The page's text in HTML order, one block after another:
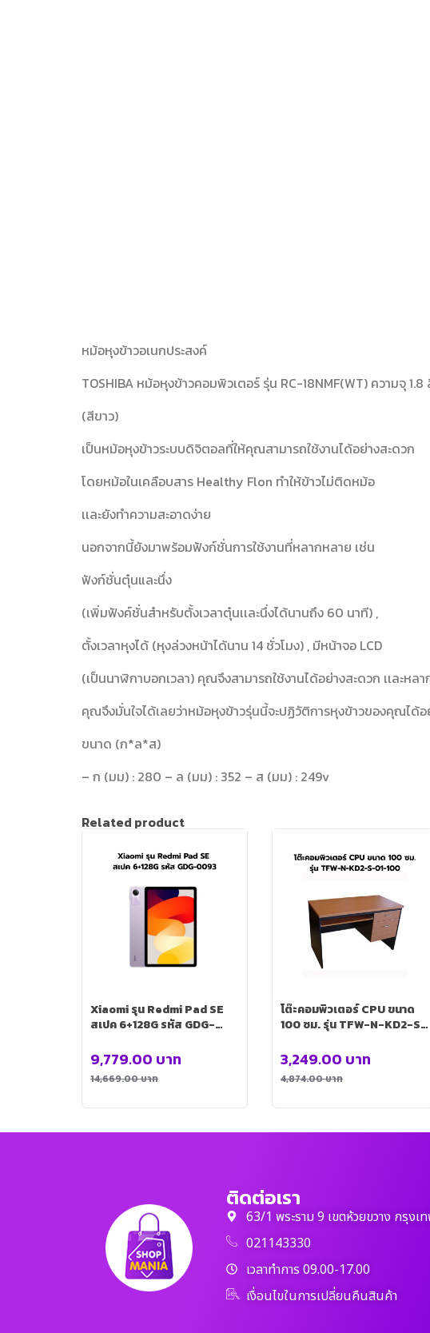
หม้อหุงข้าวอเนกประสงค์
TOSHIBA หม้อหุงข้าวคอมพิวเตอร์ รุ่น RC-18NMF(WT) ความจุ 1.8
(สีขาว)
เป็นหม้อหุงข้าวระบบดิจิตอลที่ให้คุณสามารถใช้งานได้อย่างสะดวก
โดยหม้อในเคลือบสาร Healthy Flon ทำให้ข้าวไม่ติดหม้อ
เเละยังทำความสะอาดง่าย
นอกจากนี้ยังมาพร้อมฟังก์ชั่นการใช้งานที่หลากหลาย เช่น
ฟังก์ชั่นตุ๋นและนึ่ง
(เพิ่มฟังค์ชั่นสำหรับตั้งเวลาตุ๋นเเละนึ่งได้นานถึง 60 นาที) ,
ตั้งเวลาหุงได้ (หุงล่วงหน้าได้นาน 14 ชั่วโมง) , มีหน้าจอ LCD
(เป็นนาฬิกาบอกเวลา) คุณจึงสามารถใช้งานได้อย่างสะดวก เเละหล
คุณจึงมั่นใจได้เลยว่าหม้อหุงข้าวรุ่นนี้จะปฏิวัติการหุงข้าวของคุณได้อ
ขนาด (ก*ล*ส)
– ก (มม) : 280 – ล (มม) : 352 – ส (มม) : 249v
Related product
Xiaomi รุน Redmi Pad SE
สเปค 6+128G รหัส GDG-
14,669.00บาท
9,779.00 บาท
โต๊ะคอมพิวเตอร์ CPU ขนาด
100 ซม. รุ่น TFW-N-KD2-S-
4,874.00บาท
3,249.00 บาท
ติดต่อเรา
63/1 พระราม 9 เขตห้วยขวาง กรุงเ
021143330
เวลาทำการ 09.00-17.00
เงื่อนไขในการเปลี่ยนคืนสินค้า